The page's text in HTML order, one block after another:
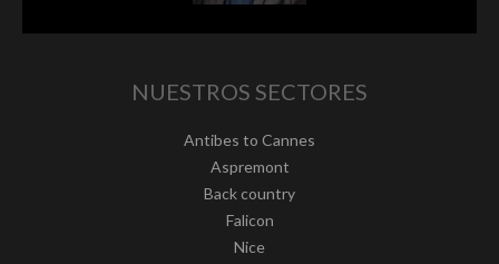
NUESTROS SECTORES
Antibes to Cannes
Aspremont
Back country
Falicon
Nice